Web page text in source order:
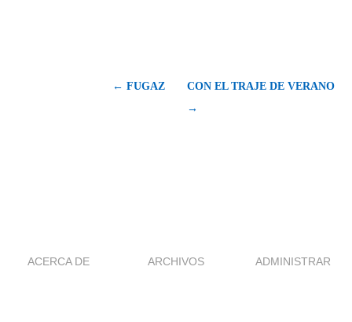
← FUGAZ
CON EL TRAJE DE VERANO
→
ACERCA DE ARCHIVOS ADMINISTRAR